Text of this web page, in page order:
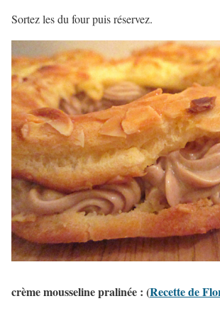
Sortez les du four puis réservez.
crème mousseline pralinée : (Recette de